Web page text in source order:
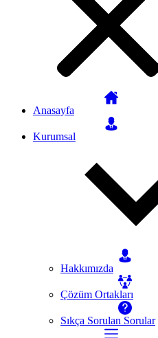
Anasayfa
Kurumsal
Hakkımızda
Çözüm Ortakları
Sıkça Sorulan Sorular